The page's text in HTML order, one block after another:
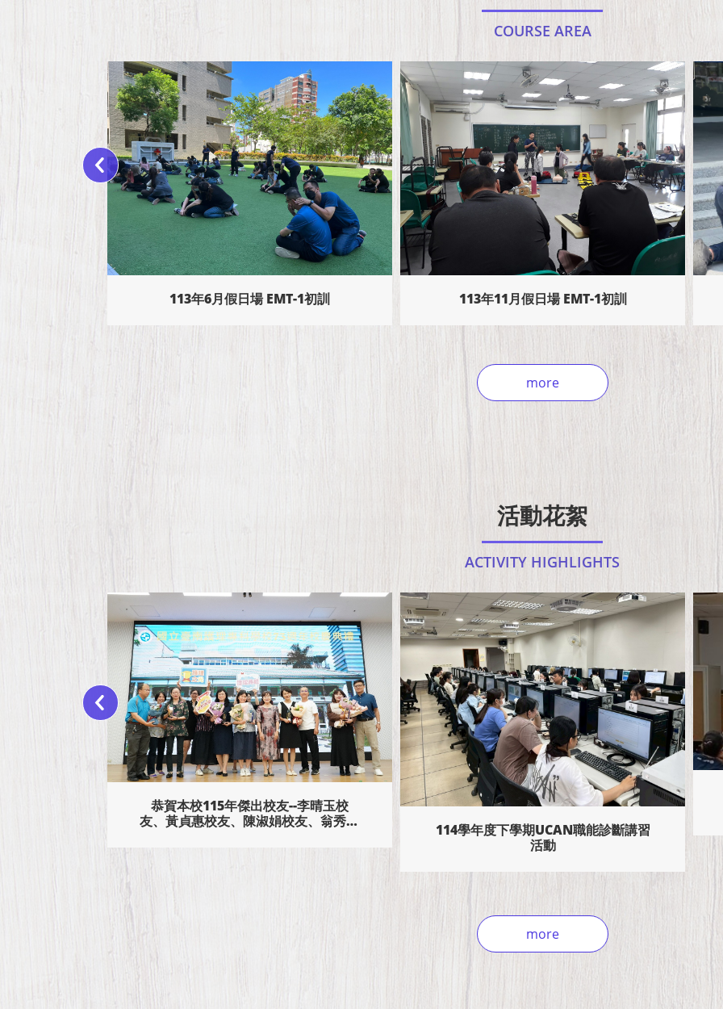
COURSE AREA
113年6月假日場 EMT-1初訓 113年11月假日場 EMT-1初訓
more
活動花絮
ACTIVITY HIGHLIGHTS
恭賀本校115年傑出校友--李晴玉校
友、黃貞惠校友、陳淑娟校友、翁秀蘭
114學年度下學期UCAN職能診斷講習
活動
more